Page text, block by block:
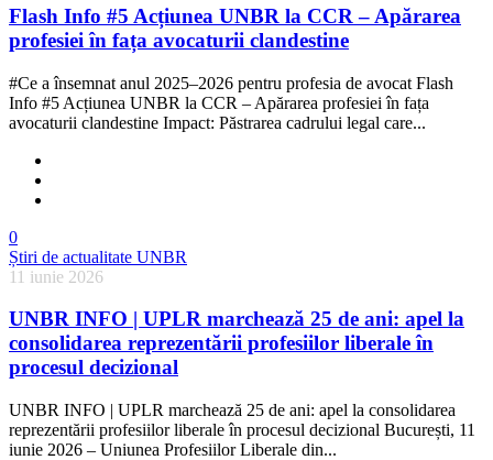
Flash Info #5 Acțiunea UNBR la CCR – Apărarea
profesiei în fața avocaturii clandestine
#Ce a însemnat anul 2025–2026 pentru profesia de avocat Flash
Info #5 Acțiunea UNBR la CCR – Apărarea profesiei în fața
avocaturii clandestine Impact: Păstrarea cadrului legal care...
0
Știri de actualitate UNBR
11 iunie 2026
UNBR INFO | UPLR marchează 25 de ani: apel la
consolidarea reprezentării profesiilor liberale în
procesul decizional
UNBR INFO | UPLR marchează 25 de ani: apel la consolidarea
reprezentării profesiilor liberale în procesul decizional București, 11
iunie 2026 – Uniunea Profesiilor Liberale din...